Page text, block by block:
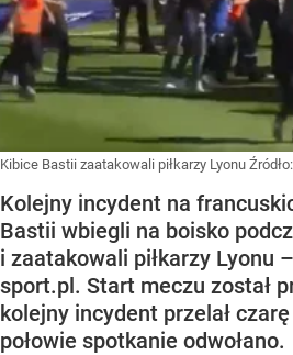
Kibice Bastii zaatakowali piłkarzy Lyonu Źródło:
Kolejny incydent na
Bastii wbiegli na boisko
i zaatakowali piłkarzy Lyonu
sport.pl. Start meczu został
kolejny incydent przelał
połowie spotkanie odwołano.